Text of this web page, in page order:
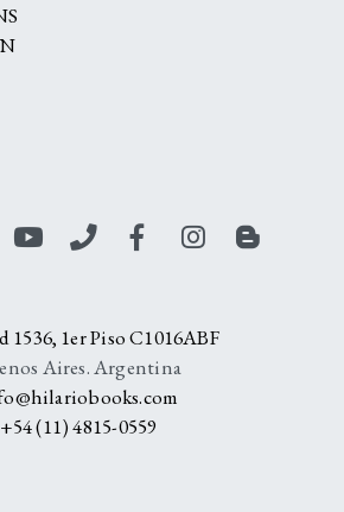
1536, 1er Piso C1016ABF
Aires. Argentina
+54 (11) 4815-0559